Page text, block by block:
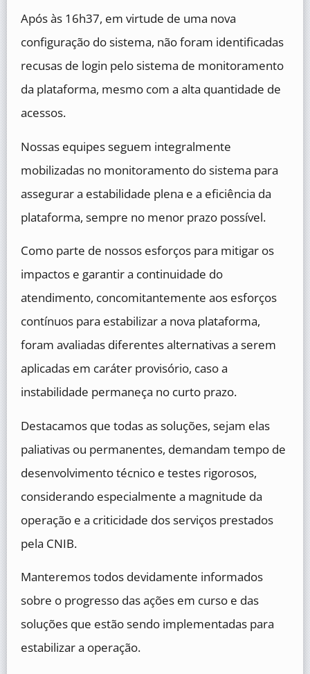
Após às 16h37, em virtude de uma nova
configuração do sistema, não foram identificadas
recusas de login pelo sistema de monitoramento
da plataforma, mesmo com a alta quantidade de
acessos.
Nossas equipes seguem integralmente
mobilizadas no monitoramento do sistema para
assegurar a estabilidade plena e a eficiência da
plataforma, sempre no menor prazo possível.
Como parte de nossos esforços para mitigar os
impactos e garantir a continuidade do
atendimento, concomitantemente aos esforços
contínuos para estabilizar a nova plataforma,
foram avaliadas diferentes alternativas a serem
aplicadas em caráter provisório, caso a
instabilidade permaneça no curto prazo.
Destacamos que todas as soluções, sejam elas
paliativas ou permanentes, demandam tempo de
desenvolvimento técnico e testes rigorosos,
considerando especialmente a magnitude da
operação e a criticidade dos serviços prestados
pela CNIB.
Manteremos todos devidamente informados
sobre o progresso das ações em curso e das
soluções que estão sendo implementadas para
estabilizar a operação.